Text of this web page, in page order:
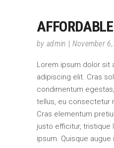
by admin November
Lorem ipsum dolor sit
adipiscing elit. Cras
condimentum
tellus, eu consectetur
Cras elementum
justo efficitur, tristique
ipsum. Quisque augue